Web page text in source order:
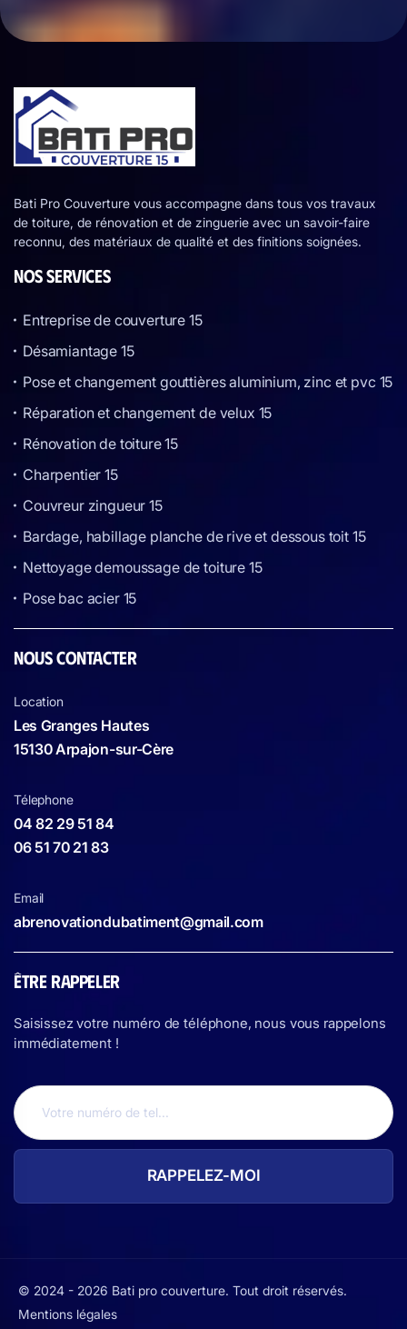
Bati Pro Couverture vous accompagne dans tous vos travaux
de toiture, de rénovation et de zinguerie avec un savoir-faire
reconnu, des matériaux de qualité et des finitions soignées.
NOS SERVICES
Entreprise de couverture 15
Désamiantage 15
Pose et changement gouttières aluminium, zinc et pvc 15
Réparation et changement de velux 15
Rénovation de toiture 15
Charpentier 15
Couvreur zingueur 15
Bardage, habillage planche de rive et dessous toit 15
Nettoyage demoussage de toiture 15
Pose bac acier 15
NOUS CONTACTER
Location
Les Granges Hautes
15130 Arpajon-sur-Cère
Télephone
04 82 29 51 84
06 51 70 21 83
Email
abrenovationdubatiment@gmail.com
ÊTRE RAPPELER
Saisissez votre numéro de téléphone, nous vous rappelons
immédiatement !
© 2024 - 2026 Bati pro couverture. Tout droit réservés.
Mentions légales